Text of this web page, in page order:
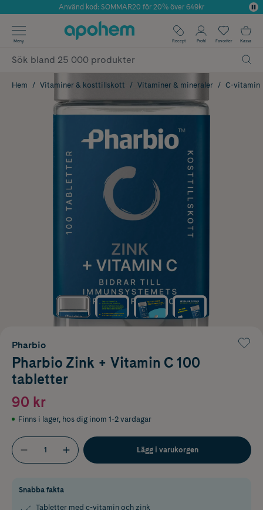
Årets Butik 2025 inom Skönhet
Använd kod: SOMMAR20 för 20% över 649kr
✓ Fri frakt
✓ Poäng på alla köp*
Meny Recept Profil Favoriter Kassa
Hem Vitaminer & kosttillskott Vitaminer & mineraler C-vitamin
Pharbio
Pharbio Zink + Vitamin C 100
tabletter
90 kr
Finns i lager, hos dig inom 1-2 vardagar
Lägg i varukorgen
Snabba fakta
Tabletter med c-vitamin och zink